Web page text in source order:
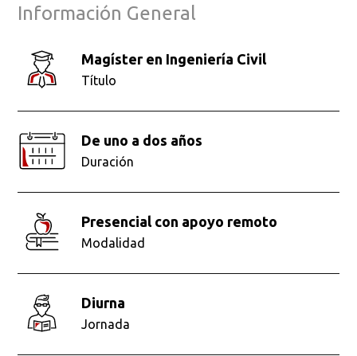
Información General
Magíster en Ingeniería Civil
Título
De uno a dos años
Duración
presencial con apoyo remoto
Modalidad
diurna
Jornada